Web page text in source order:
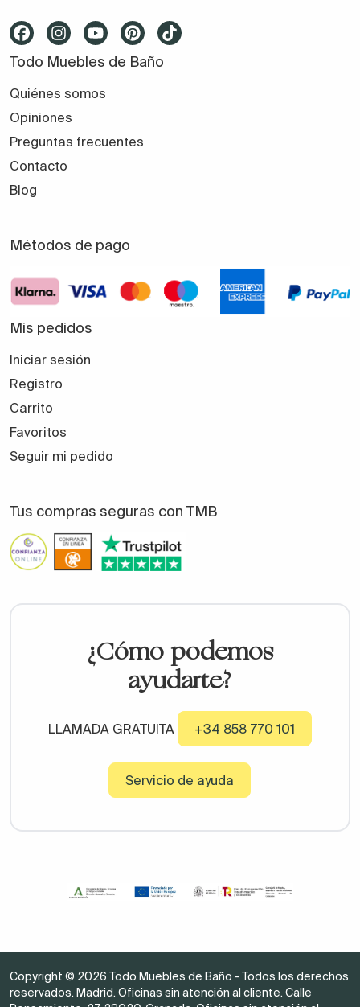
Todo Muebles de Baño
Quiénes somos
Opiniones
Preguntas frecuentes
Contacto
Blog
Métodos de pago
Mis pedidos
Iniciar sesión
Registro
Carrito
Favoritos
Seguir mi pedido
Tus compras seguras con TMB
¿Cómo podemos
ayudarte?
LLAMADA GRATUITA +34 858 770 101
Servicio de ayuda
Copyright © 2026 Todo Muebles de Baño - Todos los derechos
reservados. Madrid. Oficinas sin atención al cliente. Calle